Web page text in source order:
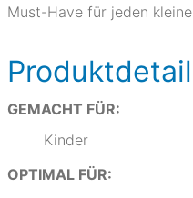
Must-Have für jeden
GEMACHT FÜR:
Kinder
OPTIMAL FÜR: